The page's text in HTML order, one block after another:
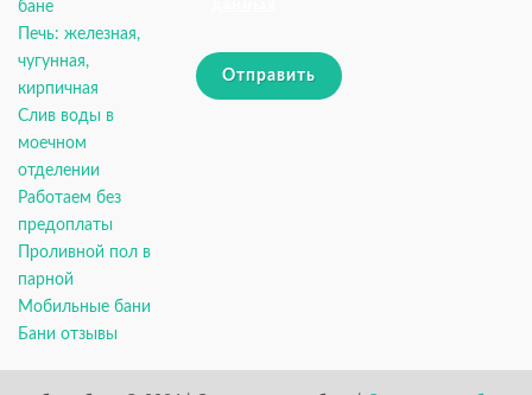
бане
Печь: железная,
чугунная,
кирпичная
Слив воды в
моечном
отделении
Работаем без
предоплаты
Проливной пол в
парной
Мобильные бани
Бани отзывы
Отправить